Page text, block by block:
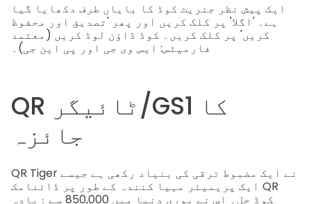
ایک پیش نظر جنریٹ کوڈ کا بایاں طرف دکھایا گیا
ہے۔ 'اگلا' پر کلک کریں اور پھر 'تصدیق اور محفوظ
کریں' پر کلک کریں۔ کوڈ ڈاؤن لوڈ کریں (معتمد
فارمیٹس: ایس وی جی اور پی این جی)۔
QR ٹائیگر/GS1 کا
جائزہ
QR Tiger نے ایک مضبوط ترقی کی بنیاد رکھی ہے جیسے
ایک پریمیئر مہیا کنندہ کے طور پر ڈائنامک QR
کوڈ حل۔ اس نے پوری دنیا میں 850,000 سے زیادہ